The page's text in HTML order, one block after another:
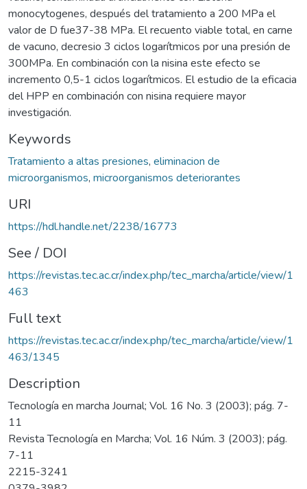
monocytogenes, después del tratamiento a 200 MPa el
valor de D fue37-38 MPa. El recuento viable total, en carne
de vacuno, decresio 3 ciclos logarítmicos por una presión de
300MPa. En combinación con la nisina este efecto se
incremento 0,5-1 ciclos logarítmicos. El estudio de la eficacia
del HPP en combinación con nisina requiere mayor
investigación.
Keywords
Tratamiento a altas presiones, eliminacion de
microorganismos, microorganismos deteriorantes
URI
https://hdl.handle.net/2238/16773
See / DOI
https://revistas.tec.ac.cr/index.php/tec_marcha/article/view/1
463
Full text
https://revistas.tec.ac.cr/index.php/tec_marcha/article/view/1
463/1345
Description
Tecnología en marcha Journal; Vol. 16 No. 3 (2003); pág. 7-
11
Revista Tecnología en Marcha; Vol. 16 Núm. 3 (2003); pág.
7-11
2215-3241